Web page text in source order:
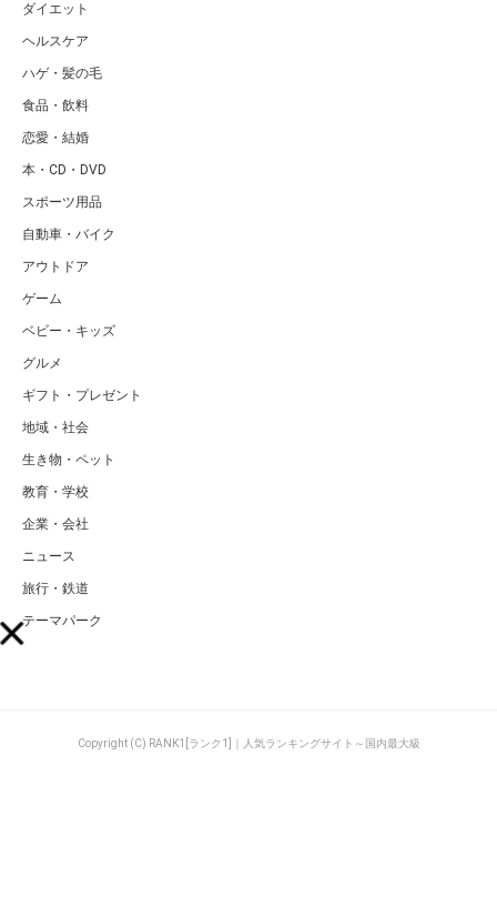
ダイエット
ヘルスケア
ハゲ・髪の毛
食品・飲料
恋愛・結婚
本・CD・DVD
スポーツ用品
自動車・バイク
アウトドア
ゲーム
ベビー・キッズ
グルメ
ギフト・プレゼント
地域・社会
生き物・ペット
教育・学校
企業・会社
ニュース
旅行・鉄道
テーマパーク
Copyright (C) RANK1[ランク1]｜人気ランキングサイト～国内最大級